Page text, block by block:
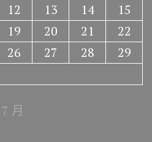
12 13 14
15
19 20 21
22
26 27 28
29
月